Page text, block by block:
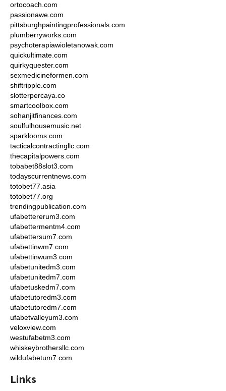
ortocoach.com
passionawe.com
pittsburghpaintingprofessionals.com
plumberryworks.com
psychoterapiawioletanowak.com
quickultimate.com
quirkyquester.com
sexmedicineformen.com
shiftripple.com
slotterpercaya.co
smartcoolbox.com
sohanjitfinances.com
soulfulhousemusic.net
sparklooms.com
tacticalcontractingllc.com
thecapitalpowers.com
tobabet88slot3.com
todayscurrentnews.com
totobet77.asia
totobet77.org
trendingpublication.com
ufabettererum3.com
ufabettermentm4.com
ufabettersum7.com
ufabettinwm7.com
ufabettinwum3.com
ufabetunitedm3.com
ufabetunitedm7.com
ufabetuskedm7.com
ufabetutoredm3.com
ufabetutoredm7.com
ufabetvalleyum3.com
veloxview.com
westufabetm3.com
whiskeybrothersllc.com
wildufabetum7.com
Links